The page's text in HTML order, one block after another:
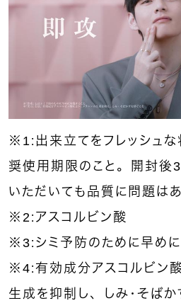
※1：出来立てをフレッシュ
奨使用期限のこと。開封後
いただいても品質に問題はあ
※2：アスコルビン酸
※3：シミ予防のために早め
※4：有効成分アスコルビン
生成を抑制し、しみ・そばか